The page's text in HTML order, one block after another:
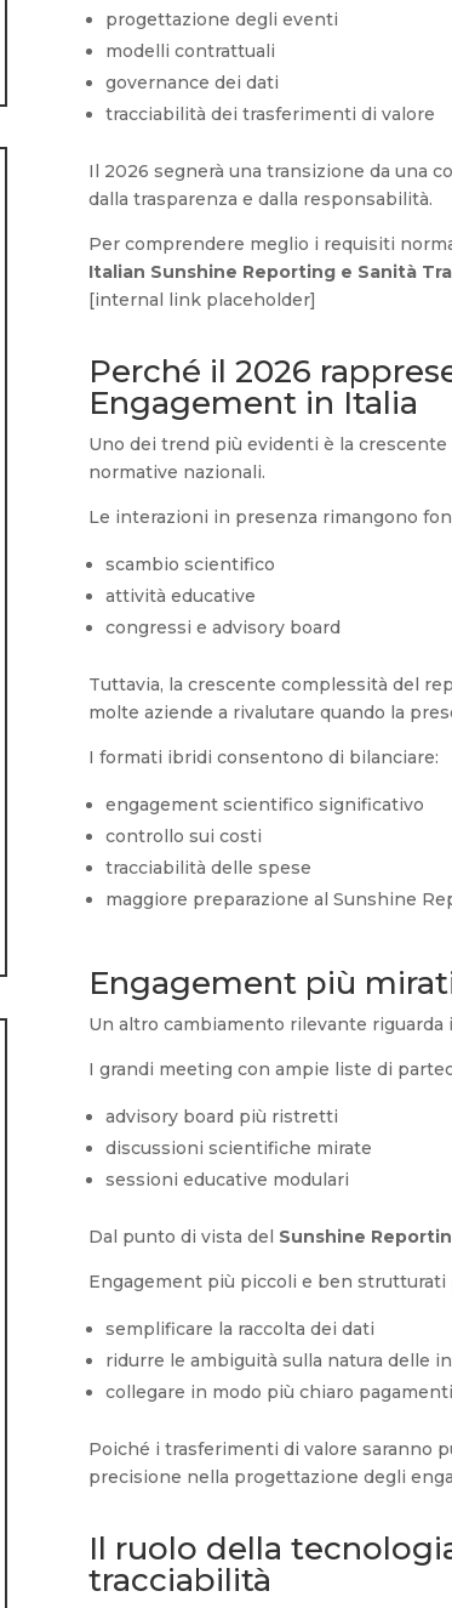
progettazione degli eventi
modelli contrattuali
governance dei dati
tracciabilità dei trasferimenti di valore
Il 2026 segnerà una transizione da una
dalla trasparenza e dalla responsabilità.
Per comprendere meglio i requisiti
Italian Sunshine Reporting e Sanità
[internal link placeholder]
Perché il 2026
Engagement in Italia
Uno dei trend più evidenti è la
normative nazionali.
Le interazioni in presenza rimangono
scambio scientifico
attività educative
congressi e advisory board
Tuttavia, la crescente complessità del
molte aziende a rivalutare quando la
I formati ibridi consentono di bilanciare:
engagement scientifico significativo
controllo sui costi
tracciabilità delle spese
maggiore preparazione al Sunshine
Engagement più
Un altro cambiamento rilevante riguarda
I grandi meeting con ampie liste di
advisory board più ristretti
discussioni scientifiche mirate
sessioni educative modulari
Dal punto di vista del Sunshine
Engagement più piccoli e ben strutturati
semplificare la raccolta dei dati
ridurre le ambiguità sulla natura delle
collegare in modo più chiaro
Poiché i trasferimenti di valore saranno
precisione nella progettazione degli
Il ruolo della
tracciabilità